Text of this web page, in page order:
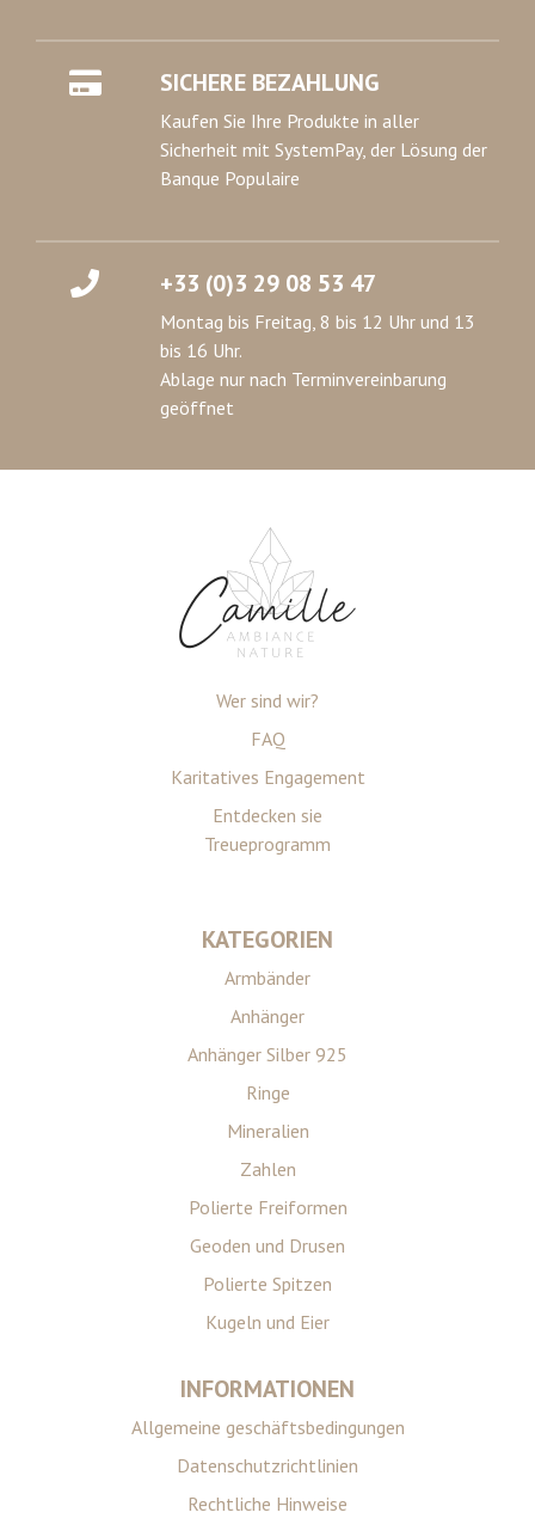
SICHERE BEZAHLUNG
Kaufen Sie Ihre Produkte in aller
Sicherheit mit SystemPay, der Lösung der
Banque Populaire
+33 (0)3 29 08 53 47
Montag bis Freitag, 8 bis 12 Uhr und 13
bis 16 Uhr.
Ablage nur nach Terminvereinbarung
geöffnet
Wer sind wir?
FAQ
Karitatives Engagement
Entdecken sie
Treueprogramm
KATEGORIEN
Armbänder
Anhänger
Anhänger Silber 925
Ringe
Mineralien
Zahlen
Polierte Freiformen
Geoden und Drusen
Polierte Spitzen
Kugeln und Eier
INFORMATIONEN
Allgemeine geschäftsbedingungen
Datenschutzrichtlinien
Rechtliche Hinweise